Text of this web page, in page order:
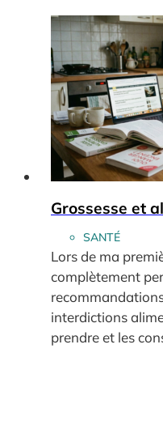
Grossesse et
SANTÉ
Lors de ma
complètement
interdictions
prendre et les